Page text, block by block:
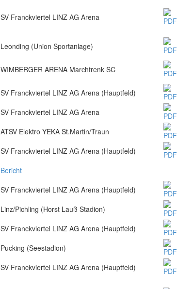
SV Franckviertel LINZ AG Arena
Leonding (Union Sportanlage)
WIMBERGER ARENA Marchtrenk SC
SV Franckviertel LINZ AG Arena (Hauptfeld)
SV Franckviertel LINZ AG Arena
ATSV Elektro YEKA St.Martin/Traun
SV Franckviertel LINZ AG Arena (Hauptfeld)
Bericht
SV Franckviertel LINZ AG Arena (Hauptfeld)
Linz/Pichling (Horst Lauß Stadion)
SV Franckviertel LINZ AG Arena (Hauptfeld)
Pucking (Seestadion)
SV Franckviertel LINZ AG Arena (Hauptfeld)